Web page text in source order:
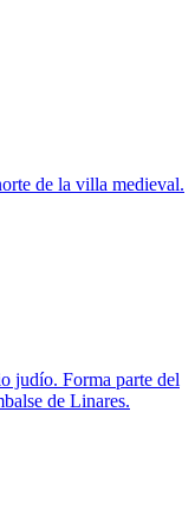
de la villa medieval.
judío. Forma parte del
de Linares.